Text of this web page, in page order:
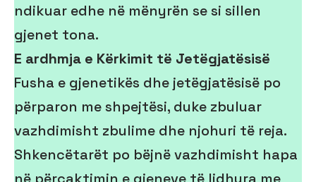
ndikuar edhe në mënyrën se si sillen
gjenet tona.
E ardhmja e Kërkimit të Jetëgjatësisë
Fusha e gjenetikës dhe jetëgjatësisë po
përparon me shpejtësi, duke zbuluar
vazhdimisht zbulime dhe njohuri të reja.
Shkencëtarët po bëjnë vazhdimisht hapa